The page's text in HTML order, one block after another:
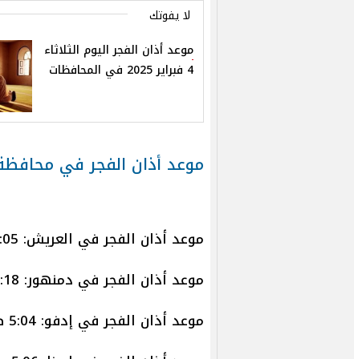
لا يفوتك
موعد أذان الفجر اليوم الثلاثاء
4 فبراير 2025 في المحافظات
موعد أذان الفجر في
موعد أذان الفجر في العريش: 5:05 ص
موعد أذان الفجر في دمنهور: 5:18 ص
موعد أذان الفجر في إدفو: 5:04 ص